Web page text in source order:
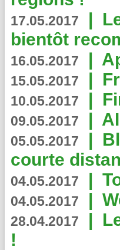
17.05.2017 |
bientôt
16.05.2017 |
15.05.2017 |
10.05.2017 |
09.05.2017 |
05.05.2017 |
courte
04.05.2017 |
04.05.2017 |
28.04.2017 |
!